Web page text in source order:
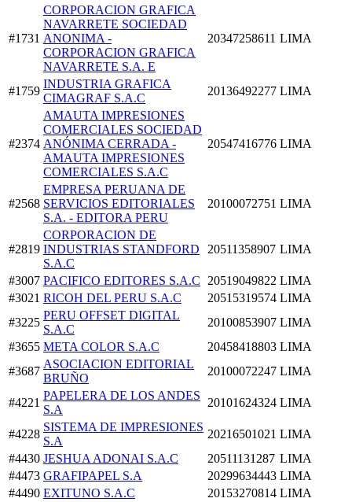
#1731
CORPORACION GRAFICA
NAVARRETE SOCIEDAD
ANONIMA -
CORPORACION GRAFICA
NAVARRETE S.A. E
20347258611 LIMA
#1759
INDUSTRIA GRAFICA
CIMAGRAF S.A.C
20136492277 LIMA
#2374
AMAUTA IMPRESIONES
COMERCIALES SOCIEDAD
ANÓNIMA CERRADA -
AMAUTA IMPRESIONES
COMERCIALES S.A.C
20547416776 LIMA
#2568
EMPRESA PERUANA DE
SERVICIOS EDITORIALES
S.A. - EDITORA PERU
20100072751 LIMA
#2819
CORPORACION DE
INDUSTRIAS STANDFORD
S.A.C
20511358907 LIMA
#3007 PACIFICO EDITORES S.A.C 20519049822 LIMA
#3021 RICOH DEL PERU S.A.C 20515319574 LIMA
#3225
PERU OFFSET DIGITAL
S.A.C
20100853907 LIMA
#3655 META COLOR S.A.C 20458418803 LIMA
#3687
ASOCIACION EDITORIAL
BRUÑO
20100072247 LIMA
#4221
PAPELERA DE LOS ANDES
S.A
20101624324 LIMA
#4228
SISTEMA DE IMPRESIONES
S.A
20216501021 LIMA
#4430 JESHUA ADONAI S.A.C 20511131287 LIMA
#4473 GRAFIPAPEL S.A 20299634443 LIMA
#4490 EXITUNO S.A.C 20153270814 LIMA